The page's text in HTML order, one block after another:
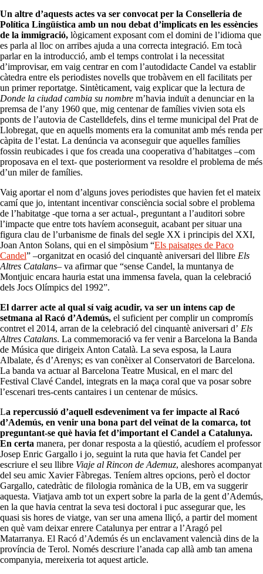
Un altre d’aquests actes va ser convocat per la Conselleria de
Política Lingüística amb un nou debat d’implicats en les essències
de la immigració, lògicament exposant com el domini de l’idioma que
es parla al lloc on arribes ajuda a una correcta integració. Em tocà
parlar en la introducció, amb el temps controlat i la necessitat
d’improvisar, em vaig centrar en com l’autodidacte Candel va establir
càtedra entre els periodistes novells que trobàvem en ell facilitats per
un primer reportatge. Sintèticament, vaig explicar que la lectura de
Donde la ciudad cambia su nombre m’havia induït a denunciar en la
premsa de l’any 1960 que, mig centenar de famílies vivien sota els
ponts de l’autovia de Castelldefels, dins el terme municipal del Prat de
Llobregat, que en aquells moments era la comunitat amb més renda per
càpita de l’estat. La denúncia va aconseguir que aquelles famílies
fossin reubicades i que fos creada una cooperativa d’habitatges –com
proposava en el text- que posteriorment va resoldre el problema de més
d’un miler de famílies.
Vaig aportar el nom d’alguns joves periodistes que havien fet el mateix
camí que jo, intentant incentivar consciència social sobre el problema
de l’habitatge -que torna a ser actual-, preguntant a l’auditori sobre
l’impacte que entre tots havíem aconseguit, acabant per situar una
figura clau de l’urbanisme de finals del segle XX i principis del XXI,
Joan Anton Solans, qui en el simpòsium “Els paisatges de Paco
Candel” –organitzat en ocasió del cinquantè aniversari del llibre Els
Altres Catalans– va afirmar que “sense Candel, la muntanya de
Montjuic encara hauria estat una immensa favela, quan la celebració
dels Jocs Olímpics del 1992”.
El darrer acte al qual sí vaig acudir, va ser un intens cap de
setmana al Racó d’Ademús, el suficient per complir un compromís
contret el 2014, arran de la celebració del cinquantè aniversari d’ Els
Altres Catalans. La commemoració va fer venir a Barcelona la Banda
de Música que dirigeix Anton Català. La seva esposa, la Laura
Albalate, és d’Arenys; es van conèixer al Conservatori de Barcelona.
La banda va actuar al Barcelona Teatre Musical, en el marc del
Festival Clavé Candel, integrats en la maça coral que va posar sobre
l’escenari tres-cents cantaires i un centenar de músics.
La repercussió d’aquell esdeveniment va fer impacte al Racó
d’Ademús, en venir una bona part del veïnat de la comarca, tot
preguntant-se què havia fet d’important el Candel a Catalunya.
En certa manera, per donar resposta a la qüestió, acudíem el professor
Josep Enric Gargallo i jo, seguint la ruta que havia fet Candel per
escriure el seu llibre Viaje al Rincon de Ademuz, aleshores acompanyat
del seu amic Xavier Fàbregas. Teníem altres opcions, però el doctor
Gargallo, catedràtic de filologia romànica de la UB, em va suggerir
aquesta. Viatjava amb tot un expert sobre la parla de la gent d’Ademús,
en la que havia centrat la seva tesi doctoral i puc assegurar que, les
quasi sis hores de viatge, van ser una amena lliçó, a partir del moment
en què vam deixar enrere Catalunya per entrar a l’Aragó pel
Matarranya. El Racó d’Ademús és un enclavament valencià dins de la
província de Terol. Només descriure l’anada cap allà amb tan amena
companyia, mereixeria tot aquest article.